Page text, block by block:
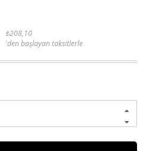
₺208,10
'den başlayan taksitlerle